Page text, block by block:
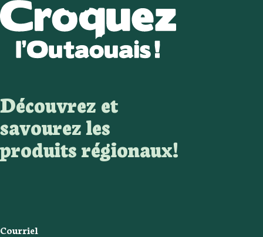
Découvrez et
savourez les
produits régionaux!
Courriel